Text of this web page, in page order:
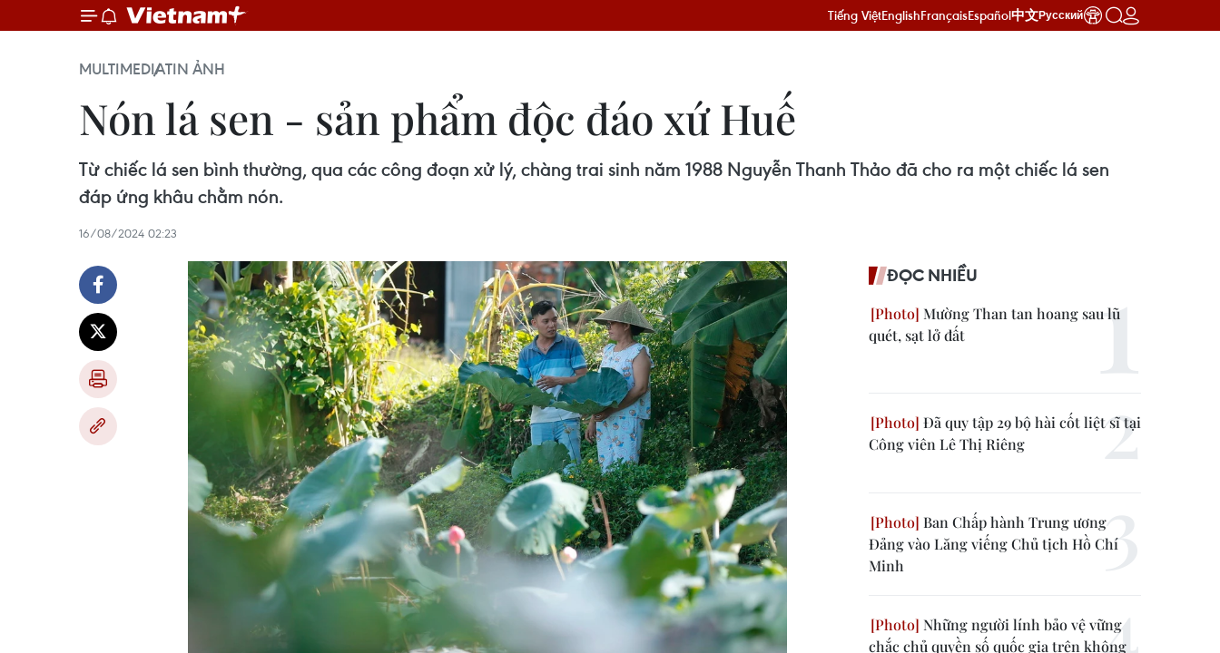
Tiếng ViệtEnglishFrançaisEspañol中文Русский
MULTIMEDIATIN ẢNH
Nón lá sen - sản phẩm độc đáo xứ Huế
Từ chiếc lá sen bình thường, qua các công đoạn xử lý, chàng trai sinh năm 1988 Nguyễn Thanh Thảo đã cho ra một chiếc lá sen
đáp ứng khâu chằm nón.
16/08/2024 02:23
ĐỌC NHIỀU
Mường Than tan hoang sau lũ
quét, sạt lở đất
Đã quy tập 29 bộ hài cốt liệt sĩ tại
Công viên Lê Thị Riêng
Ban Chấp hành Trung ương
Đảng vào Lăng viếng Chủ tịch Hồ Chí
Minh
Những người lính bảo vệ vững
chắc chủ quyền số quốc gia trên không